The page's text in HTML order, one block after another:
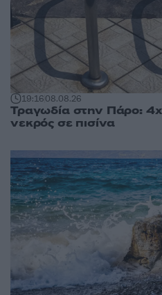
19:1608.08.26
Τραγωδία στην Πάρο:
νεκρός σε πισίνα